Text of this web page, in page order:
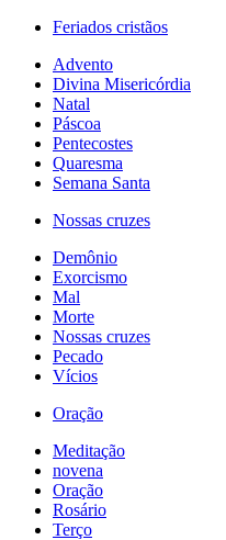
Feriados cristãos
Advento
Divina Misericórdia
Natal
Páscoa
Pentecostes
Quaresma
Semana Santa
Nossas cruzes
Demônio
Exorcismo
Mal
Morte
Nossas cruzes
Pecado
Vícios
Oração
Meditação
novena
Oração
Rosário
Terço